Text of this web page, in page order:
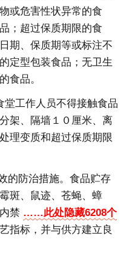
或危害性状异常的食
；超过保质期限的食
期、保质期等或标注不
定型包装食品；无卫生
食品。
堂工作人员不得接触食品
架、隔墙１０厘米、离
理变质和超过保质期限
的防治措施。食品贮存
斑、鼠迹、苍蝇、蟑
禁 ……此处隐藏6208个
指标，并与供方建立良